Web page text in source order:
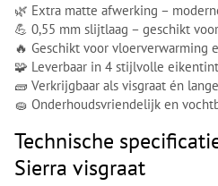
🌿 Extra matte afwerking –
💪 0,55 mm slijtlaag – geschikt
🔥 Geschikt voor vloerverwarming
🧩 Leverbaar in 4 stijlvolle
🧱 Verkrijgbaar als visgraat én
🧽 Onderhoudsvriendelijk en
Technische
Sierra visgraat